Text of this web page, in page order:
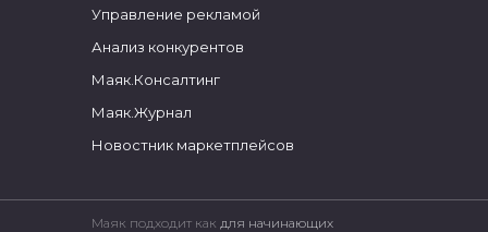
Управление рекламой
Анализ конкурентов
Маяк.Консалтинг
Маяк.Журнал
Новостник маркетплейсов
Маяк подходит как для начинающих